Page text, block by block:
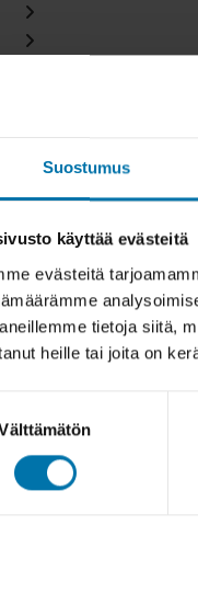
Suostumus
käyttää evästeitä
evästeitä
tietoja siitä,
heille tai joita on